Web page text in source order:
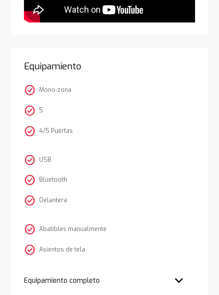
Equipamiento
check_circle Mono-zona
check_circle 5
check_circle 4/5 Puertas
check_circle USB
check_circle Bluetooth
check_circle Delantera
check_circle Abatibles manualmente
check_circle Asientos de tela
Equipamiento completo